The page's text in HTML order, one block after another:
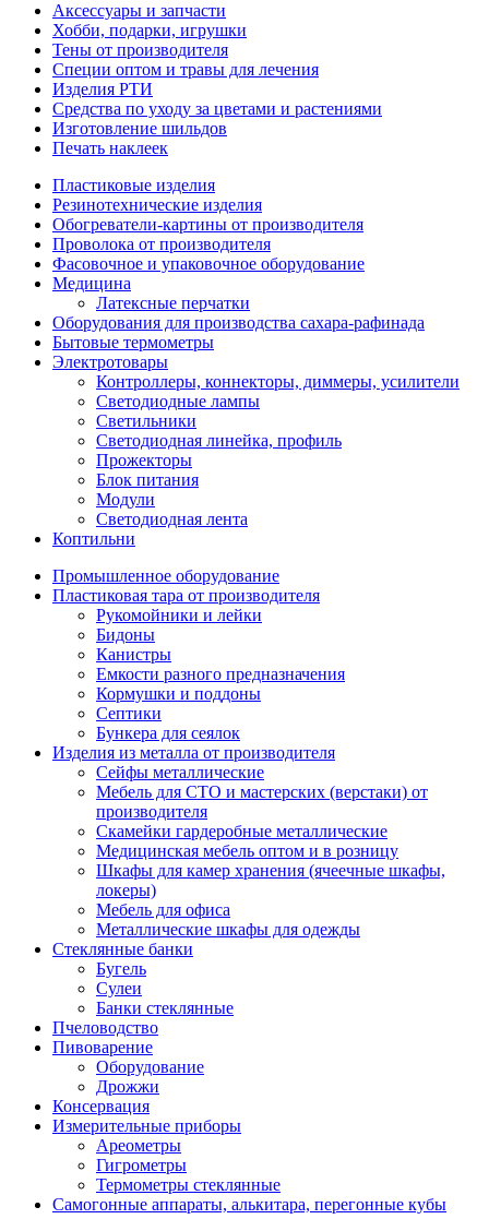
Аксессуары и запчасти
Хобби, подарки, игрушки
Тены от производителя
Специи оптом и травы для лечения
Изделия РТИ
Средства по уходу за цветами и растениями
Изготовление шильдов
Печать наклеек
Пластиковые изделия
Резинотехнические изделия
Обогреватели-картины от производителя
Проволока от производителя
Фасовочное и упаковочное оборудование
Медицина
Латексные перчатки
Оборудования для производства сахара-рафинада
Бытовые термометры
Электротовары
Контроллеры, коннекторы, диммеры, усилители
Светодиодные лампы
Светильники
Светодиодная линейка, профиль
Прожекторы
Блок питания
Модули
Светодиодная лента
Коптильни
Промышленное оборудование
Пластиковая тара от производителя
Рукомойники и лейки
Бидоны
Канистры
Емкости разного предназначения
Кормушки и поддоны
Септики
Бункера для сеялок
Изделия из металла от производителя
Сейфы металлические
Мебель для СТО и мастерских (верстаки) от
производителя
Скамейки гардеробные металлические
Медицинская мебель оптом и в розницу
Шкафы для камер хранения (ячеечные шкафы,
локеры)
Мебель для офиса
Металлические шкафы для одежды
Стеклянные банки
Бугель
Сулеи
Банки стеклянные
Пчеловодство
Пивоварение
Оборудование
Дрожжи
Консервация
Измерительные приборы
Ареометры
Гигрометры
Термометры стеклянные
Самогонные аппараты, алькитара, перегонные кубы